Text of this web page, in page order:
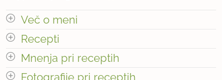
Več o meni
Največji kuharski uspeh
Čokorančimi med kandidati za piškot leta v reviji
Recepti
Število receptov: 2
Mnenja pri receptih
odpri vse
Fotografije pri receptih